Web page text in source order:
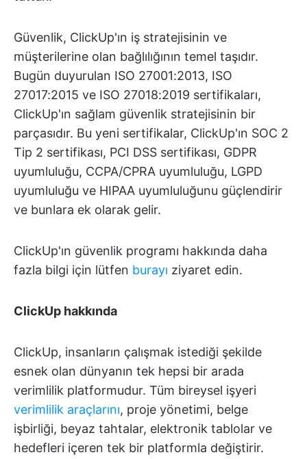
Güvenlik, ClickUp'ın iş stratejisinin ve
müşterilerine olan bağlılığının temel taşıdır.
Bugün duyurulan ISO 27001:2013, ISO
27017:2015 ve ISO 27018:2019 sertifikaları,
ClickUp'ın sağlam güvenlik stratejisinin bir
parçasıdır. Bu yeni sertifikalar, ClickUp'ın SOC 2
Tip 2 sertifikası, PCI DSS sertifikası, GDPR
uyumluluğu, CCPA/CPRA uyumluluğu, LGPD
uyumluluğu ve HIPAA uyumluluğunu güçlendirir
ve bunlara ek olarak gelir.
ClickUp'ın güvenlik programı hakkında daha
fazla bilgi için lütfen burayı ziyaret edin.
ClickUp hakkında
ClickUp, insanların çalışmak istediği şekilde
esnek olan dünyanın tek hepsi bir arada
verimlilik platformudur. Tüm bireysel işyeri
verimlilik araçlarını, proje yönetimi, belge
işbirliği, beyaz tahtalar, elektronik tablolar ve
hedefleri içeren tek bir platformla değiştirir.